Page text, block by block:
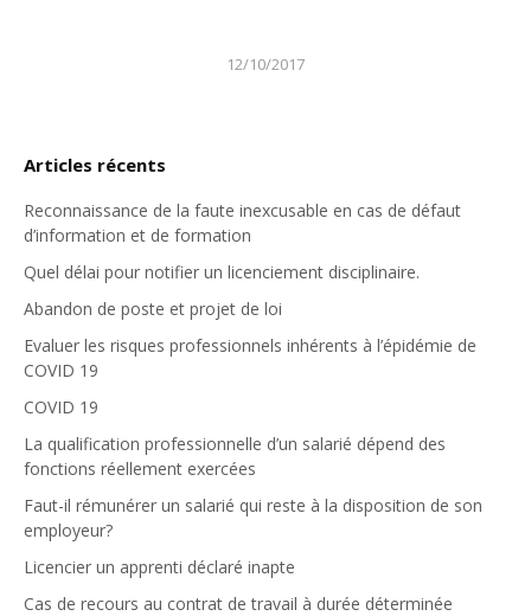
12/10/2017
Articles récents
Reconnaissance de la faute inexcusable en cas de défaut
d’information et de formation
Quel délai pour notifier un licenciement disciplinaire.
Abandon de poste et projet de loi
Evaluer les risques professionnels inhérents à l’épidémie de
COVID 19
COVID 19
La qualification professionnelle d’un salarié dépend des
fonctions réellement exercées
Faut-il rémunérer un salarié qui reste à la disposition de son
employeur?
Licencier un apprenti déclaré inapte
Cas de recours au contrat de travail à durée déterminée